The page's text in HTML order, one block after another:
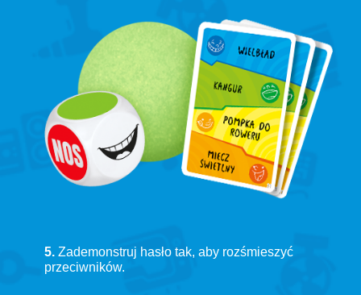
5. Zademonstruj hasło tak, aby rozśmieszyć
przeciwników.